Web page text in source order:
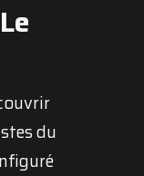
du